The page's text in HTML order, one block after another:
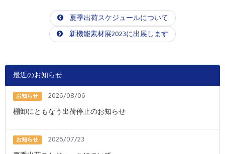
夏季出荷スケジュールについて
新機能素材展2023に出展します
最近のお知らせ
お知らせ
2026/08/06
棚卸にともなう出荷停止のお知らせ
お知らせ
2026/07/23